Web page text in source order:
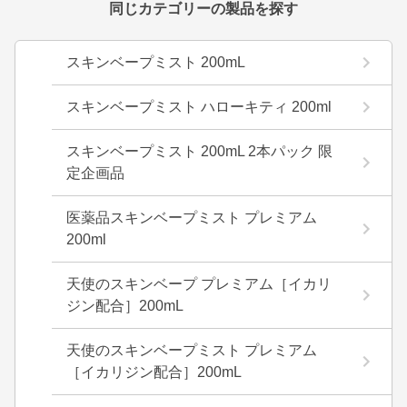
同じカテゴリーの製品を探す
スキンベープミスト 200mL
スキンベープミスト ハローキティ 200ml
スキンベープミスト 200mL 2本パック 限
定企画品
医薬品スキンベープミスト プレミアム
200ml
天使のスキンベープ プレミアム［イカリ
ジン配合］200mL
天使のスキンベープミスト プレミアム
［イカリジン配合］200mL